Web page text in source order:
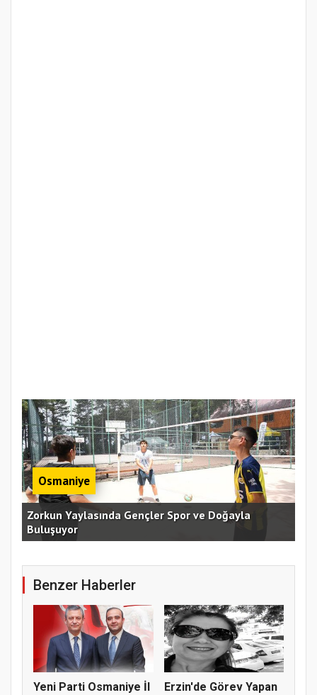
Osmaniye
Zorkun Yaylasında Gençler Spor ve Doğayla
Buluşuyor
Benzer Haberler
Yeni Parti Osmaniye İl
Erzin'de Görev Yapan